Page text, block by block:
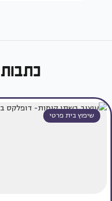
כתבות
שיפוץ בית פרטי